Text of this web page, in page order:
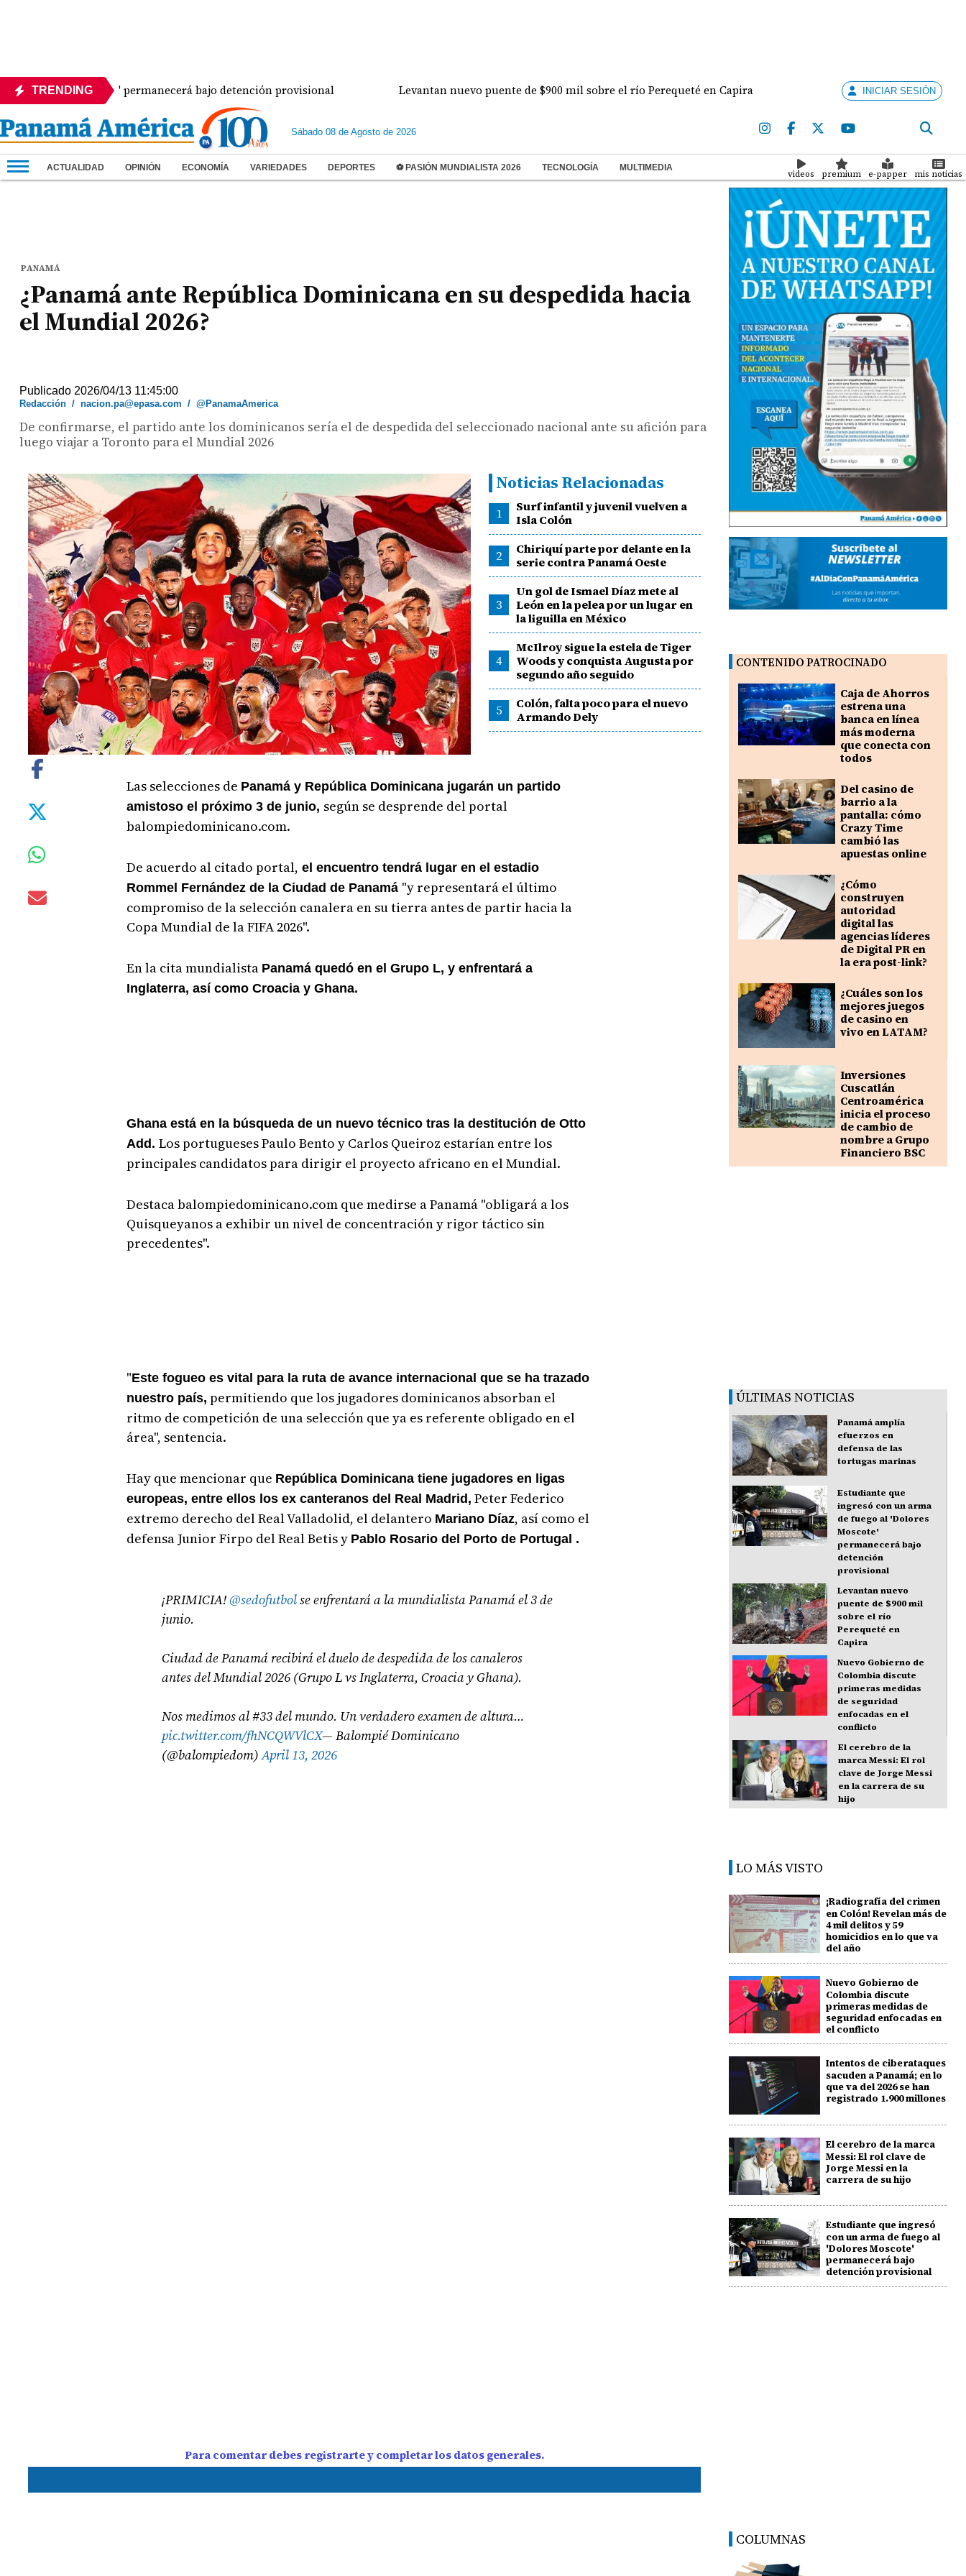
TRENDING
Moscote' permanecerá bajo detención provisional Levantan nuevo puente de $900 mil sobre el río Perequeté en Capira Nuevo Gobierno de Colombia
INICIAR SESIÓN
Sábado 08 de Agosto de 2026
ACTUALIDAD OPINIÓN ECONOMÍA VARIEDADES DEPORTES ⚽ PASIÓN MUNDIALISTA 2026 TECNOLOGÍA MULTIMEDIA
videos premium e-papper mis noticias
PANAMÁ
¿Panamá ante República Dominicana en su despedida hacia
el Mundial 2026?
Publicado 2026/04/13 11:45:00
Redacción /nacion.pa@epasa.com /@PanamaAmerica
De confirmarse, el partido ante los dominicanos sería el de despedida del seleccionado nacional ante su afición para
luego viajar a Toronto para el Mundial 2026
Noticias Relacionadas
1
Surf infantil y juvenil vuelven a
Isla Colón
2
Chiriquí parte por delante en la
serie contra Panamá Oeste
3
Un gol de Ismael Díaz mete al
León en la pelea por un lugar en
la liguilla en México
4
McIlroy sigue la estela de Tiger
Woods y conquista Augusta por
segundo año seguido
5
Colón, falta poco para el nuevo
Armando Dely
Las selecciones de Panamá y República Dominicana jugarán un partido
amistoso el próximo 3 de junio, según se desprende del portal
balompiedominicano.com.
De acuerdo al citado portal, el encuentro tendrá lugar en el estadio
Rommel Fernández de la Ciudad de Panamá "y representará el último
compromiso de la selección canalera en su tierra antes de partir hacia la
Copa Mundial de la FIFA 2026".
En la cita mundialista Panamá quedó en el Grupo L, y enfrentará a
Inglaterra, así como Croacia y Ghana.
Ghana está en la búsqueda de un nuevo técnico tras la destitución de Otto
Add. Los portugueses Paulo Bento y Carlos Queiroz estarían entre los
principales candidatos para dirigir el proyecto africano en el Mundial.
Destaca balompiedominicano.com que medirse a Panamá "obligará a los
Quisqueyanos a exhibir un nivel de concentración y rigor táctico sin
precedentes".
"Este fogueo es vital para la ruta de avance internacional que se ha trazado
nuestro país, permitiendo que los jugadores dominicanos absorban el
ritmo de competición de una selección que ya es referente obligado en el
área", sentencia.
Hay que mencionar que República Dominicana tiene jugadores en ligas
europeas, entre ellos los ex canteranos del Real Madrid, Peter Federico
extremo derecho del Real Valladolid, el delantero Mariano Díaz, así como el
defensa Junior Firpo del Real Betis y Pablo Rosario del Porto de Portugal .
¡PRIMICIA! @sedofutbolse enfrentará a la mundialista Panamá el 3 de
junio.
Ciudad de Panamá recibirá el duelo de despedida de los canaleros
antes del Mundial 2026 (Grupo L vs Inglaterra, Croacia y Ghana).
Nos medimos al #33 del mundo. Un verdadero examen de altura…
pic.twitter.com/fhNCQWVlCX— Balompié Dominicano
(@balompiedom)April 13, 2026
Para comentar debes registrarte y completar los datos generales.
CONTENIDO PATROCINADO
Caja de Ahorros
estrena una
banca en línea
más moderna
que conecta con
todos
Del casino de
barrio a la
pantalla: cómo
Crazy Time
cambió las
apuestas online
¿Cómo
construyen
autoridad
digital las
agencias líderes
de Digital PR en
la era post-link?
¿Cuáles son los
mejores juegos
de casino en
vivo en LATAM?
Inversiones
Cuscatlán
Centroamérica
inicia el proceso
de cambio de
nombre a Grupo
Financiero BSC
ÚLTIMAS NOTICIAS
Panamá amplía
efuerzos en
defensa de las
tortugas marinas
Estudiante que
ingresó con un arma
de fuego al 'Dolores
Moscote'
permanecerá bajo
detención
provisional
Levantan nuevo
puente de $900 mil
sobre el río
Perequeté en
Capira
Nuevo Gobierno de
Colombia discute
primeras medidas
de seguridad
enfocadas en el
conflicto
El cerebro de la
marca Messi: El rol
clave de Jorge Messi
en la carrera de su
hijo
LO MÁS VISTO
¡Radiografía del crimen
en Colón! Revelan más de
4 mil delitos y 59
homicidios en lo que va
del año
Nuevo Gobierno de
Colombia discute
primeras medidas de
seguridad enfocadas en
el conflicto
Intentos de ciberataques
sacuden a Panamá; en lo
que va del 2026 se han
registrado 1.900 millones
El cerebro de la marca
Messi: El rol clave de
Jorge Messi en la
carrera de su hijo
Estudiante que ingresó
con un arma de fuego al
'Dolores Moscote'
permanecerá bajo
detención provisional
COLUMNAS